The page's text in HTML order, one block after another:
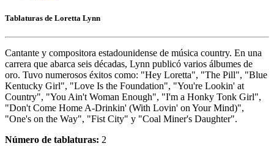
Tablaturas de Loretta Lynn
Cantante y compositora estadounidense de música country. En una
carrera que abarca seis décadas, Lynn publicó varios álbumes de
oro. Tuvo numerosos éxitos como: "Hey Loretta", "The Pill", "Blue
Kentucky Girl", "Love Is the Foundation", "You're Lookin' at
Country", "You Ain't Woman Enough", "I'm a Honky Tonk Girl",
"Don't Come Home A-Drinkin' (With Lovin' on Your Mind)",
"One's on the Way", "Fist City" y "Coal Miner's Daughter".
Número de tablaturas: 2